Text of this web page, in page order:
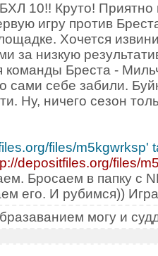
10!! Круто! Приятно
игру против
Хочется
за низкую
команды Бреста -
сами себе забили.
Ну, ничего сезон
files/m5kgwrksp'
depositfiles.org/files/
Бросаем в папку с
его. И рубимся))
могу и